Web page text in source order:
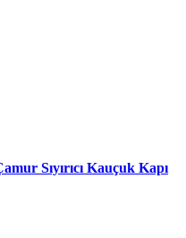
Sıyırıcı Kauçuk Kapı